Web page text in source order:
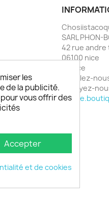
SARL PHON-
42 rue
06100 nice
France
Appelez-
Envoyez-
les
de la publicité.
vous offrir des
Accepter
et de cookies